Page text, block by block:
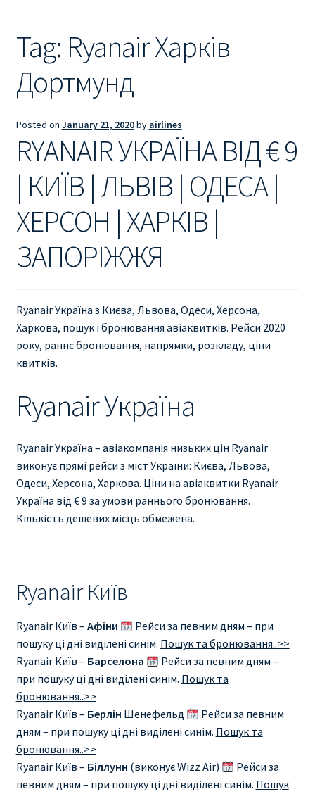
RYANAIR ИЗ РИГИ
Ryanair из Стокгольма
Ryanair из Тампере
RYANAIR ИЗ ЧЕХИИ | ПРАГА, ОСТРАВА, ПАРДУБИЦЕ,
БРНО
Ryanair изменение имени
Ryanair изменить дату
Ryanair изменить фамилию
Ryanair Испания
RYANAIR КУПИТЬ БИЛЕТЫ ENGLISH
Ryanair направления, акции
Ryanair ошибка в фамилии, имени
Ryanair пересадки
RYANAIR ПОДГОРИЦА, ЧЕРНОГОРИЯ
Ryanair Польша
RYANAIR ПОРТУГАЛИЯ
RYANAIR ПОСАДОЧНЫЙ ТАЛОН – BOARDING PASS
Tag: Ryanair Харків
Дортмунд
Posted on January 21, 2020by airlines
RYANAIR УКРАЇНА ВІД € 9
| КИЇВ | ЛЬВІВ | ОДЕСА |
ХЕРСОН | ХАРКІВ |
ЗАПОРІЖЖЯ
Ryanair Україна з Києва, Львова, Одеси, Херсона,
Харкова, пошук і бронювання авіаквитків. Рейси 2020
року, раннє бронювання, напрямки, розкладу, ціни
квитків.
Ryanair Україна
Ryanair Україна – авіакомпанія низьких цін Ryanair
виконує прямі рейси з міст України: Києва, Львова,
Одеси, Херсона, Харкова. Ціни на авіаквитки Ryanair
Україна від € 9 за умови раннього бронювання.
Кількість дешевих місць обмежена.
Ryanair Київ
Ryanair Київ – Афіни
Рейси за певним дням – при
пошуку ці дні виділені синім. Пошук та бронювання..>>
Ryanair Київ – Барселона
Рейси за певним дням –
при пошуку ці дні виділені синім. Пошук та
бронювання..>>
Ryanair Київ – Берлін Шенефельд
Рейси за певним
дням – при пошуку ці дні виділені синім. Пошук та
бронювання..>>
Ryanair Київ – Біллунн (виконує Wizz Air)
Рейси за
певним дням – при пошуку ці дні виділені синім. Пошук